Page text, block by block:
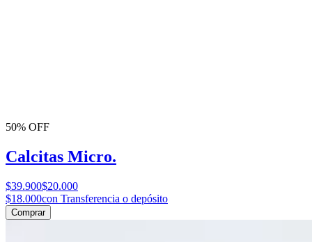
50% OFF
Calcitas Micro.
$39.900$20.000
$18.000con Transferencia o depósito
Comprar